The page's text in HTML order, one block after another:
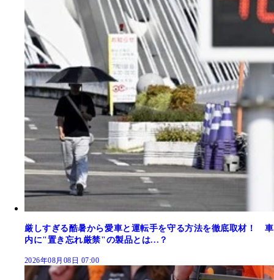
厳しすぎる酷暑から愛車と運転手を守る方法を徹底取材！ 車
内に"置き忘れ厳禁"の製品とは...？
2026年08月08日 07:00